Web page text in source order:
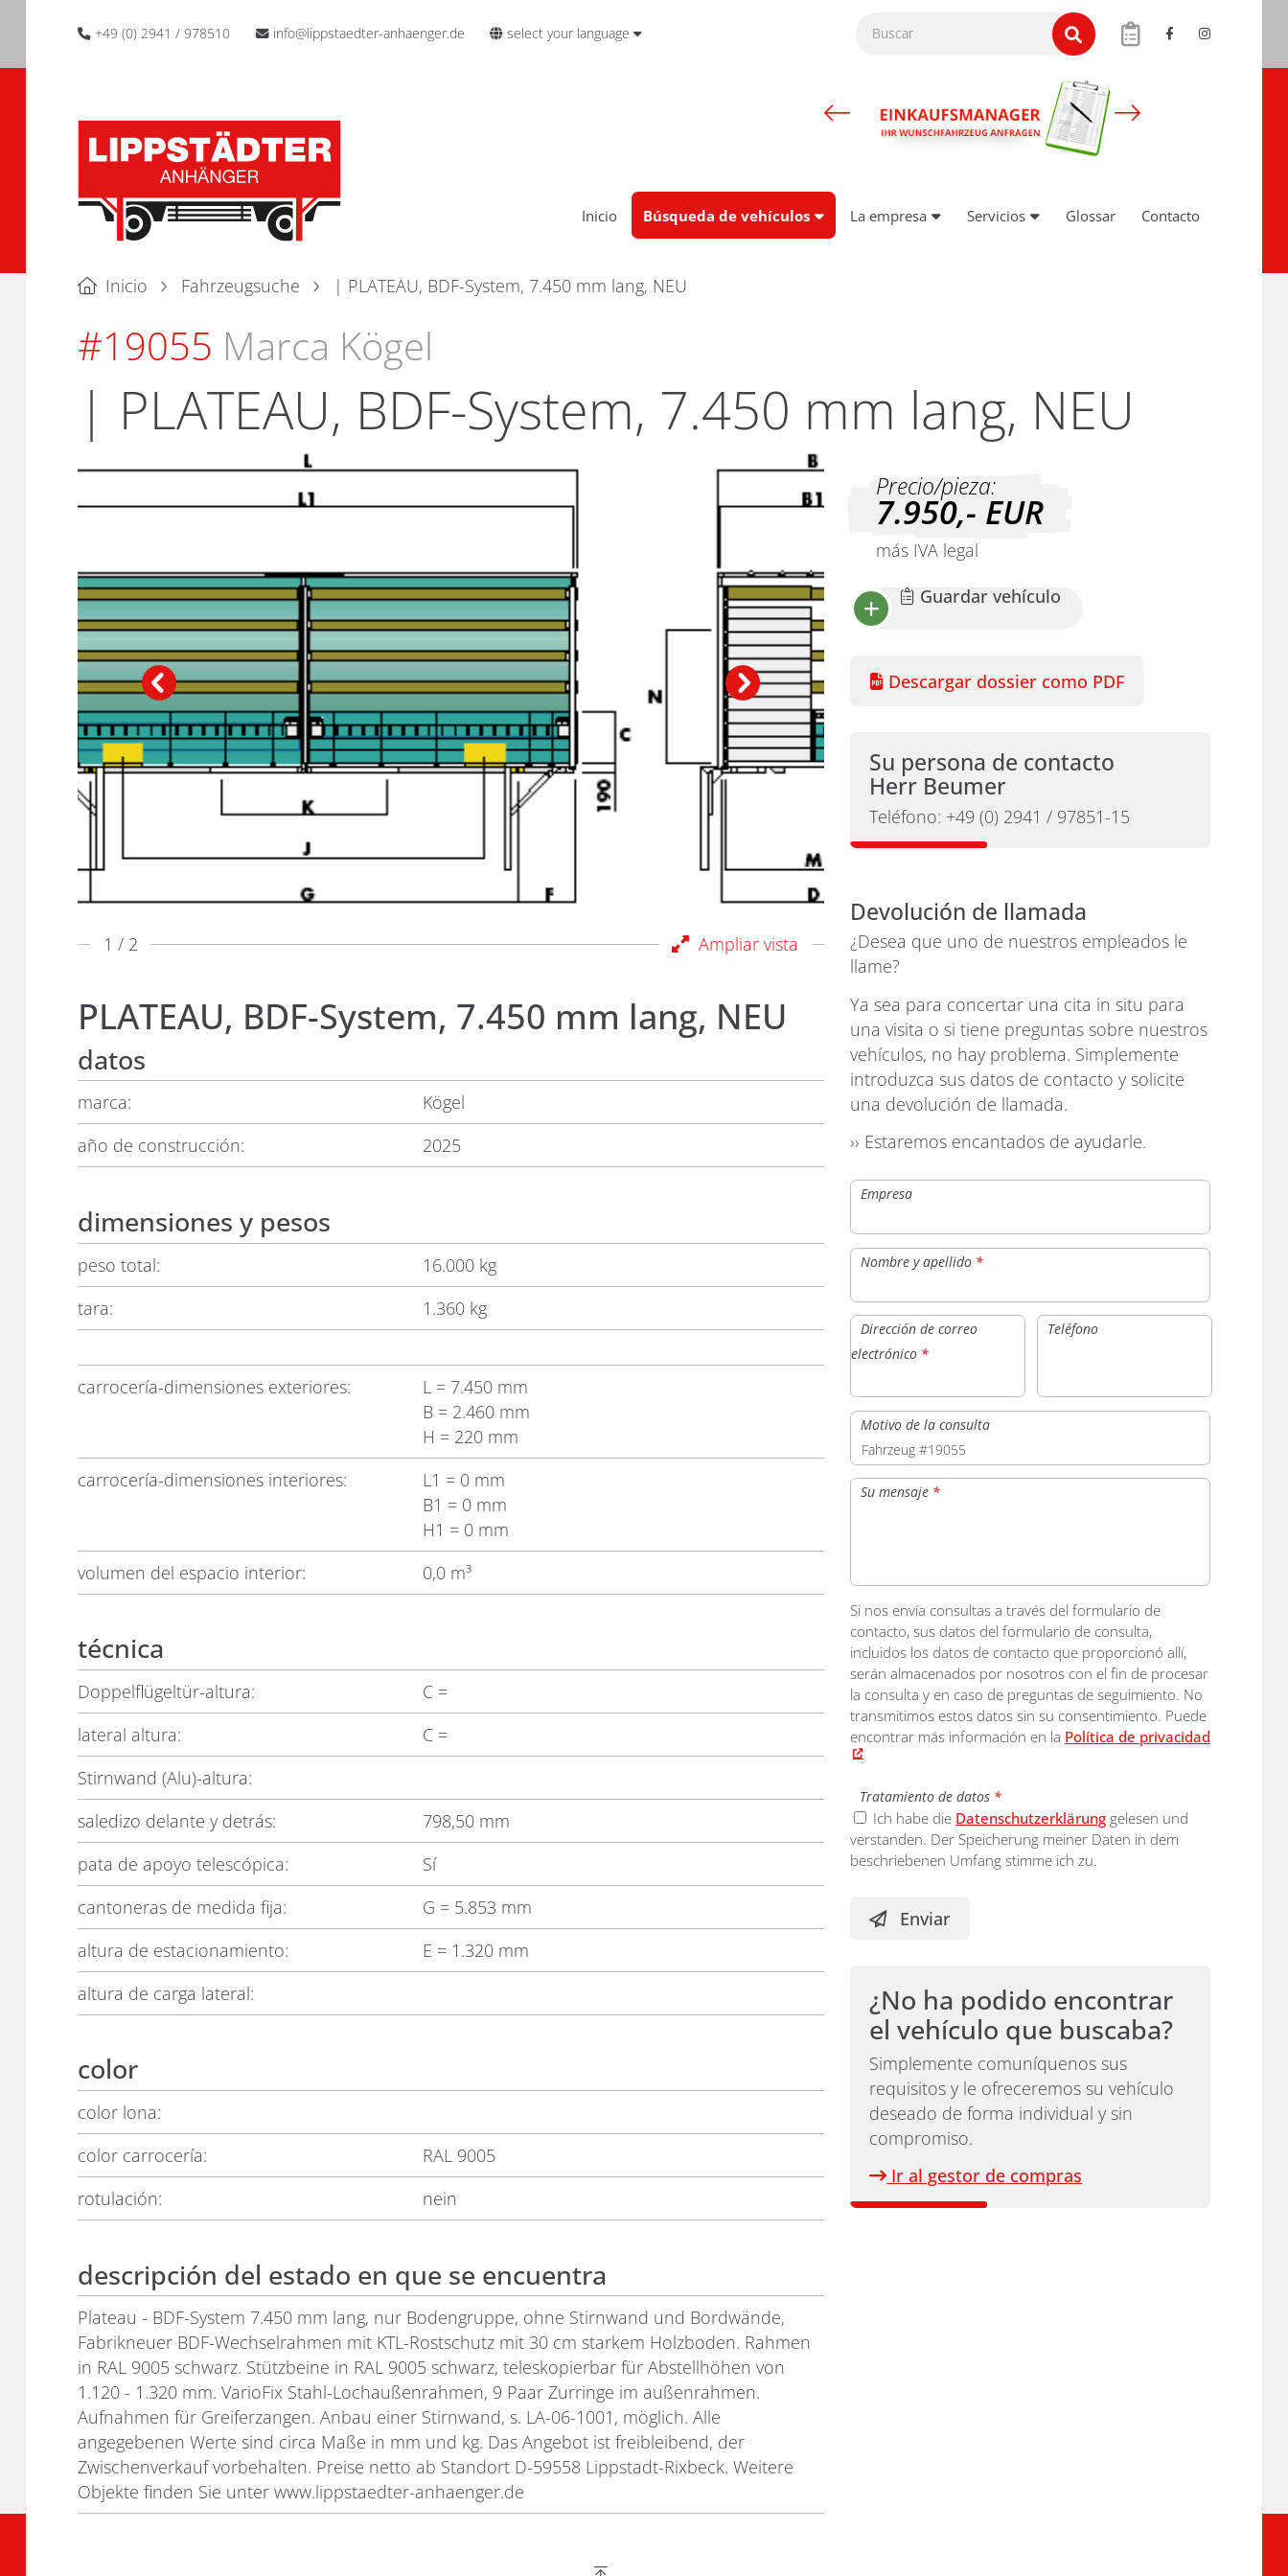
+49 (0) 2941 / 978510 info@lippstaedter-anhaenger.de select your language
Inicio Búsqueda de vehículos La empresa Servicios Glossar Contacto
Inicio Fahrzeugsuche | PLATEAU, BDF-System, 7.450 mm lang, NEU
#19055 Marca Kögel
| PLATEAU, BDF-System, 7.450 mm lang, NEU
Ampliar vista
1 / 2
PLATEAU, BDF-System, 7.450 mm lang, NEU
datos
marca:
Kögel
año de construcción:
2025
dimensiones y pesos
peso total:
16.000 kg
tara:
1.360 kg
carrocería-dimensiones exteriores: L = 7.450 mm
B = 2.460 mm
H = 220 mm
carrocería-dimensiones interiores:
L1 = 0 mm
B1 = 0 mm
H1 = 0 mm
volumen del espacio interior:
0,0 m³
técnica
Doppelflügeltür-altura: C =
lateral altura:
C =
Stirnwand (Alu)-altura:
saledizo delante y detrás:
798,50 mm
pata de apoyo telescópica:
Sí
cantoneras de medida fija:
G = 5.853 mm
altura de estacionamiento:
E = 1.320 mm
altura de carga lateral:
color
color lona:
color carrocería:
RAL 9005
rotulación:
nein
descripción del estado en que se encuentra
Plateau - BDF-System 7.450 mm lang, nur Bodengruppe, ohne Stirnwand und Bordwände,
Fabrikneuer BDF-Wechselrahmen mit KTL-Rostschutz mit 30 cm starkem Holzboden. Rahmen
in RAL 9005 schwarz. Stützbeine in RAL 9005 schwarz, teleskopierbar für Abstellhöhen von
1.120 - 1.320 mm. VarioFix Stahl-Lochaußenrahmen, 9 Paar Zurringe im außenrahmen.
Aufnahmen für Greiferzangen. Anbau einer Stirnwand, s. LA-06-1001, möglich. Alle
angegebenen Werte sind circa Maße in mm und kg. Das Angebot ist freibleibend, der
Zwischenverkauf vorbehalten. Preise netto ab Standort D-59558 Lippstadt-Rixbeck. Weitere
Objekte finden Sie unter www.lippstaedter-anhaenger.de
Precio/pieza:
7.950,- EUR
más IVA legal
Guardar vehículo
Descargar dossier como PDF
Su persona de contacto
Herr Beumer
Teléfono: +49 (0) 2941 / 97851-15
Devolución de llamada
¿Desea que uno de nuestros empleados le
llame?
Ya sea para concertar una cita in situ para
una visita o si tiene preguntas sobre nuestros
vehículos, no hay problema. Simplemente
introduzca sus datos de contacto y solicite
una devolución de llamada.
›› Estaremos encantados de ayudarle.
Empresa
Nombre y apellido *
Dirección de correo
electrónico *
Teléfono
Motivo de la consulta
Su mensaje *
Si nos envía consultas a través del formulario de
contacto, sus datos del formulario de consulta,
incluidos los datos de contacto que proporcionó allí,
serán almacenados por nosotros con el fin de procesar
la consulta y en caso de preguntas de seguimiento. No
transmitimos estos datos sin su consentimiento. Puede
encontrar más información en la Política de privacidad
.
Tratamiento de datos *
Ich habe die Datenschutzerklärung gelesen und
verstanden. Der Speicherung meiner Daten in dem
beschriebenen Umfang stimme ich zu.
Enviar
¿No ha podido encontrar
el vehículo que buscaba?
Simplemente comuníquenos sus
requisitos y le ofreceremos su vehículo
deseado de forma individual y sin
compromiso.
Ir al gestor de compras